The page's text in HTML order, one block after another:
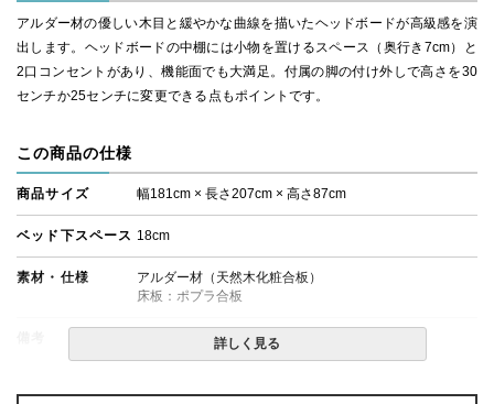
アルダー材の優しい木目と緩やかな曲線を描いたヘッドボードが高級感を演
出します。ヘッドボードの中棚には小物を置けるスペース（奥行き7cm）と
2口コンセントがあり、機能面でも大満足。付属の脚の付け外しで高さを30
センチか25センチに変更できる点もポイントです。
この商品の仕様
商品サイズ 幅181cm × 長さ207cm × 高さ87cm
ベッド下スペース 18cm
素材・仕様
アルダー材（天然木化粧合板）
床板：ポプラ合板
・組立設置無料！
・この商品は組み立て式です。
・配送日指定OK！
詳しく見る